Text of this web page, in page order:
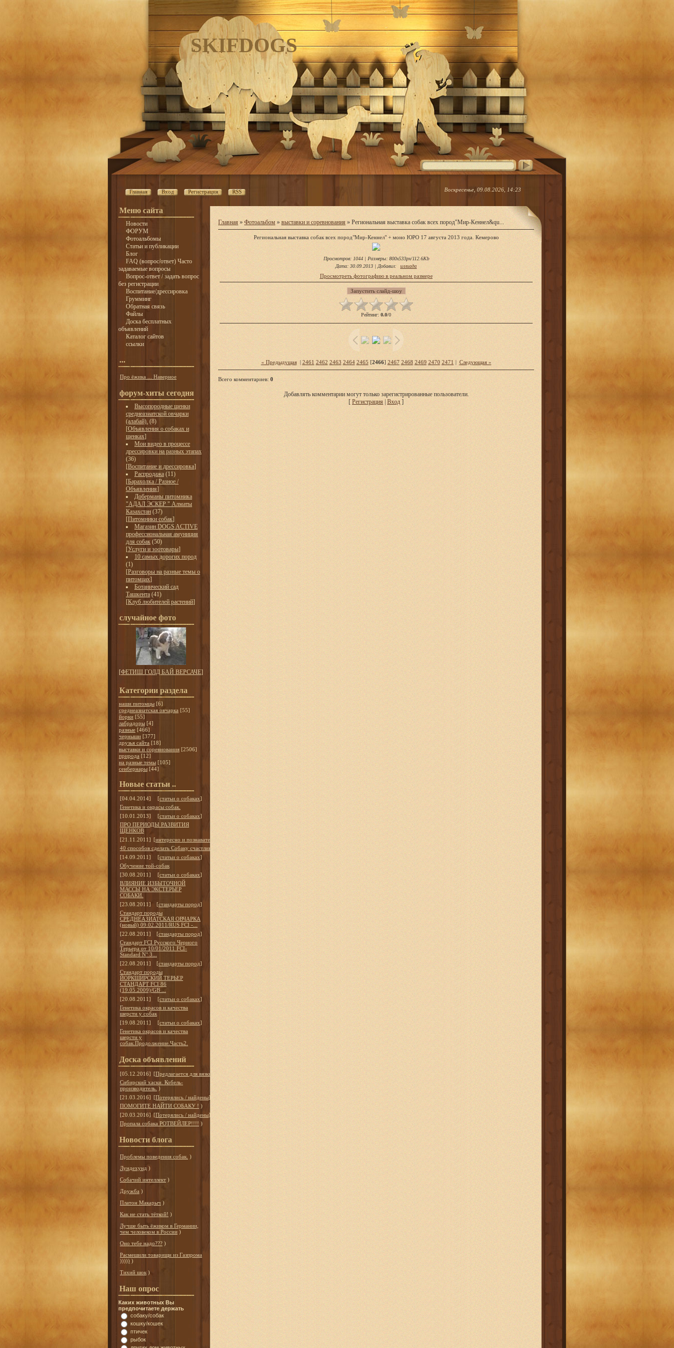
SKIFDOGS
Главная Вход Регистрация RSS Воскресенье, 09.08.2026, 14:23
Меню сайта
Новости
ФОРУМ
Фотоальбомы
Статьи и публикации
Блог
FAQ (вопрос/ответ) Часто
задаваемые вопросы
Вопрос-ответ / задать вопрос
без регистрации
Воспитание/дрессировка
Грумминг
Обратная связь
Файлы
Доска бесплатных
объявлений
Каталог сайтов
ссылки
...
Про ёжика ... Наверное
форум-хиты сегодня
Высопородные щенки
среднеазиатской овчарки
(алабай). (8)
[Объявления о собаках и
щенках]
Мои видео в процессе
дрессировки на разных этапах
(36)
[Воспитание и дрессировка]
Распродажа (11)
[Барахолка / Разное /
Объявления]
Доберманы питомника
"АДАЛ ЭСКЕР " Алматы
Казахстан (37)
[Питомники собак]
Магазин DOGS ACTIVE
профессиональная амуниция
для собак (50)
[Услуги и зоотовары]
10 самых дорогих пород
(1)
[Разговоры на разные темы о
питомцах]
Ботанический сад
Ташкента (41)
[Клуб любителей растений]
случайное фото
[ФЕТИШ ГОЛД БАЙ ВЕРСАЧЕ]
Категории раздела
наши питомцы [6]
среднеазиатская овчарка [55]
йорки [55]
лабрадоры [4]
разные [466]
черныши [377]
друзья сайта [18]
выставки и соревнования [2506]
природа [12]
на разные темы [105]
сенбернары [44]
Новые статьи ..
[04.04.2014] [статьи о собаках]
Генетика и окрасы собак.
[10.01.2013]
[статьи о собаках]
ПРО ПЕРИОДЫ РАЗВИТИЯ
ЩЕНКОВ
[21.11.2011] [интересно и познавательно
40 способов сделать Собаку счастливой
[14.09.2011]
[статьи о собаках]
Обучение той-собак
[30.08.2011]
[статьи о собаках]
ВЛИЯНИЕ ИЗБЫТОЧНОЙ
МАССЫ НА ЭКСТЕРЬЕР
СОБАКИ.
[23.08.2011]
[стандарты пород]
Стандарт породы
СРЕДНЕАЗИАТСКАЯ ОВЧАРКА
(новый) 09.02.2011/RUS FCI -...
[22.08.2011]
[стандарты пород]
Стандарт FCI Русского Черного
Терьера от 10/01/2011 FCI-
Standard N° 3...
[22.08.2011]
[стандарты пород]
Стандарт породы
ЙОРКШИРСКИЙ ТЕРЬЕР
СТАНДАРТ FCI 86
(19.05.2009)/GB ...
[20.08.2011]
[статьи о собаках]
Генетика окрасов и качества
шерсти у собак
[19.08.2011]
[статьи о собаках]
Генетика окрасов и качества
шерсти у
собак.Продолжение.Часть2.
Доска объявлений
[05.12.2016] [Предлагается для вязки
Сибирский хаски. Кобель-
производитель. )
[21.03.2016] [Потерялись / найдены]
ПОМОГИТЕ НАЙТИ СОБАКУ ! )
[20.03.2016] [Потерялись / найдены]
Пропала собака РОТВЕЙЛЕР!!!! )
Новости блога
Проблемы поведения собак. )
Лундехунд )
Собачий интеллект )
Дружба )
Платон Макарыч )
Как не стать тёткой! )
Лучше быть ёжиком в Германии,
чем человеком в России )
Оно тебе надо??? )
Расмешили товарищи из Газпрома
))))) )
Тихий шок )
Наш опрос
Каких животных Вы
предпочитаете держать
собаку/собак
кошку/кошек
птичек
рыбок
Главная » Фотоальбом » выставки и соревнования » Региональная выставка собак всех пород"Мир-Кеннел&qu...
Региональная выставка собак всех пород"Мир-Кеннел" + моно ЮРО 17 августа 2013 года. Кемерово
Просмотров: 1044 | Размеры: 800x533px/112.6Kb
Дата: 30.09.2013 | Добавил: иллиада
Просмотреть фотографию в реальном размере
Рейтинг: 0.0/0
« Предыдущая| 2461 2462 2463 2464 2465 [2466] 2467 2468 2469 2470 2471 | Следующая »
Всего комментариев: 0
Добавлять комментарии могут только зарегистрированные пользователи.
[ Регистрация Вход ]